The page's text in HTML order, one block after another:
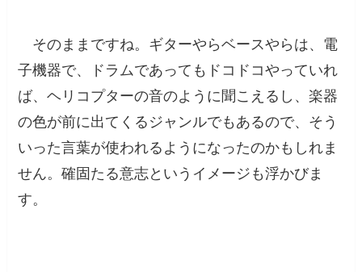
そのままですね。ギターやらベースやらは、電
子機器で、ドラムであってもドコドコやっていれ
ば、ヘリコプターの音のように聞こえるし、楽器
の色が前に出てくるジャンルでもあるので、そう
いった言葉が使われるようになったのかもしれま
せん。確固たる意志というイメージも浮かびま
す。